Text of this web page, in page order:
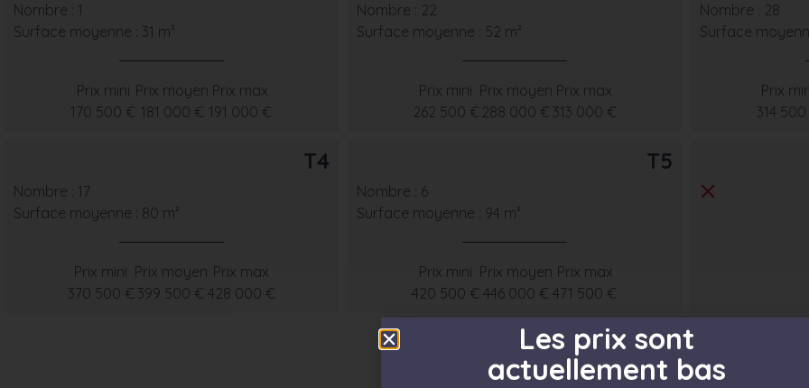
Nombre : 1
Surface moyenne : 31 m²
Prix mini
170 500 €
Prix moyen
181 000 €
Prix max
191 000 €
Nombre : 22
Surface moyenne : 52 m²
Prix mini
262 500 €
Prix moyen
288 000 €
Prix max
313 000 €
Nombre : 28
Surface
Prix
314
T4
Nombre : 17
Surface moyenne : 80 m²
Prix mini
370 500 €
Prix moyen
399 500 €
Prix max
428 000 €
T5
Nombre : 6
Surface moyenne : 94 m²
Prix mini
420 500 €
Prix moyen
446 000 €
Prix max
471 500 €
Les prix sont
actuellement bas